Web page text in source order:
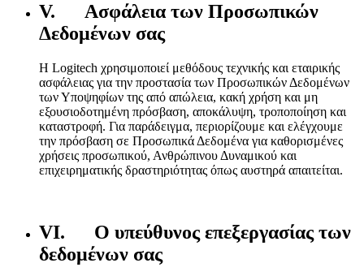
V. Ασφάλεια των Προσωπικών
Δεδομένων σας
Η Logitech χρησιμοποιεί μεθόδους τεχνικής και εταιρικής
ασφάλειας για την προστασία των Προσωπικών Δεδομένων
των Υποψηφίων της από απώλεια, κακή χρήση και μη
εξουσιοδοτημένη πρόσβαση, αποκάλυψη, τροποποίηση και
καταστροφή. Για παράδειγμα, περιορίζουμε και ελέγχουμε
την πρόσβαση σε Προσωπικά Δεδομένα για καθορισμένες
χρήσεις προσωπικού, Ανθρώπινου Δυναμικού και
επιχειρηματικής δραστηριότητας όπως αυστηρά απαιτείται.
VI. Ο υπεύθυνος επεξεργασίας των
δεδομένων σας